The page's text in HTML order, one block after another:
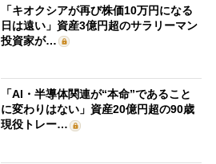
「キオクシアが再び株価10万円になる
日は遠い」資産3億円超のサラリーマン
投資家が…
「AI・半導体関連が“本命”であること
に変わりはない」資産20億円超の90歳
現役トレー…